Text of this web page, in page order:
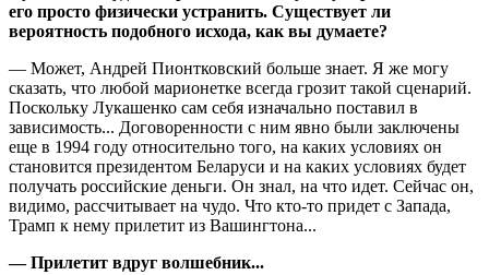
его просто физически устранить. Существует ли
вероятность подобного исхода, как вы думаете?
— Может, Андрей Пионтковский больше знает. Я же могу
сказать, что любой марионетке всегда грозит такой сценарий.
Поскольку Лукашенко сам себя изначально поставил в
зависимость... Договоренности с ним явно были заключены
еще в 1994 году относительно того, на каких условиях он
становится президентом Беларуси и на каких условиях будет
получать российские деньги. Он знал, на что идет. Сейчас он,
видимо, рассчитывает на чудо. Что кто-то придет с Запада,
Трамп к нему прилетит из Вашингтона...
— Прилетит вдруг волшебник...